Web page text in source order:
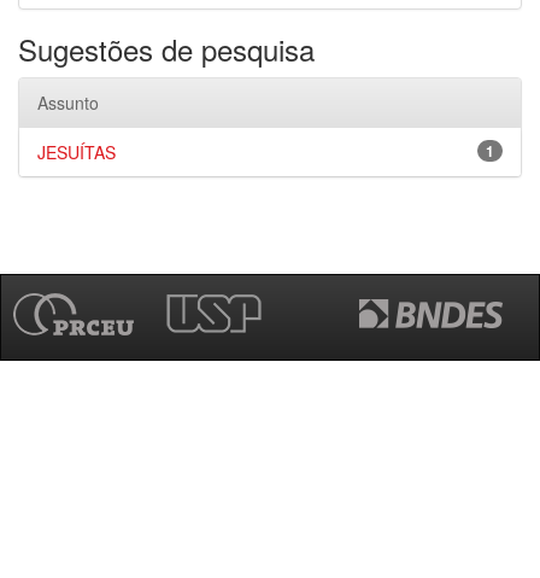
Sugestões de pesquisa
Assunto
1
JESUÍTAS